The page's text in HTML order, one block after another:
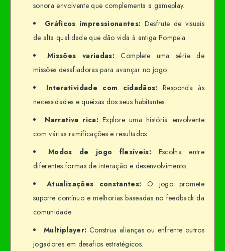
sonora envolvente que complementa a gameplay.
Gráficos impressionantes: Desfrute de visuais
de alta qualidade que dão vida à antiga Pompeia.
Missões variadas: Complete uma série de
missões desafiadoras para avançar no jogo.
Interatividade com cidadãos: Responda às
necessidades e queixas dos seus habitantes.
Narrativa rica: Explore uma história envolvente
com várias ramificações e resultados.
Modos de jogo flexíveis: Escolha entre
diferentes formas de interação e desenvolvimento.
Atualizações constantes: O jogo promete
suporte contínuo e melhorias baseadas no feedback da
comunidade.
Multiplayer: Construa alianças ou enfrente outros
jogadores em desafios estratégicos.